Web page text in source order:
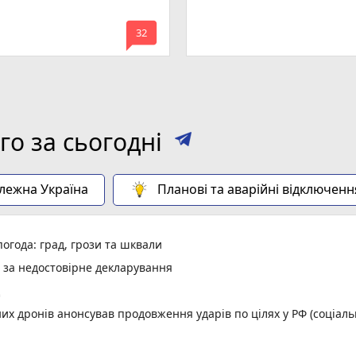
mode_comment
32
за сьогодні
Україна Планові та аварійні
град, грози та шквали
недостовірне декларування
дронів анонсував продовження ударів по цілях у РФ